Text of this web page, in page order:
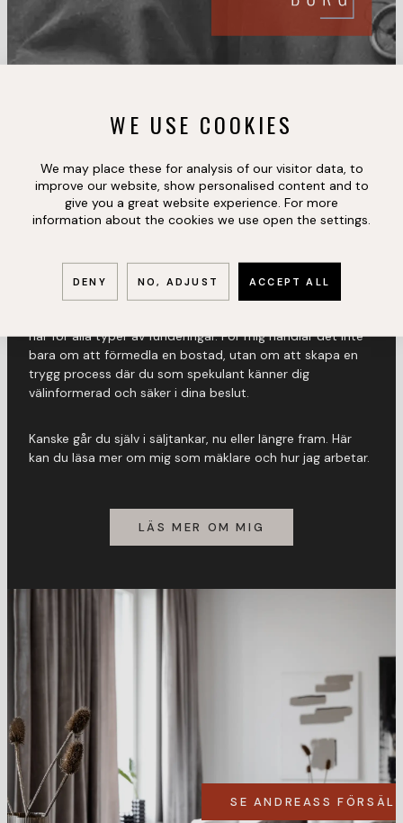
REG. FASTIGHETSMÄKLARE,
KONTORSCHEF HBG
ANDREAS SCHULTZ
Har du frågor eller funderingar kring bostaden är det bara
här för alla typer av funderingar. För mig handlar det inte
bara om att förmedla en bostad, utan om att skapa en
trygg process där du som spekulant känner dig
välinformerad och säker i dina beslut.
Kanske går du själv i säljtankar, nu eller längre fram. Här
kan du läsa mer om mig som mäklare och hur jag arbetar.
LÄS MER OM MIG
SE ANDREASS
WE USE COOKIES
We may place these for analysis of our visitor data, to
improve our website, show personalised content and to
give you a great website experience. For more
information about the cookies we use open the settings.
DENY NO, ADJUST ACCEPT ALL